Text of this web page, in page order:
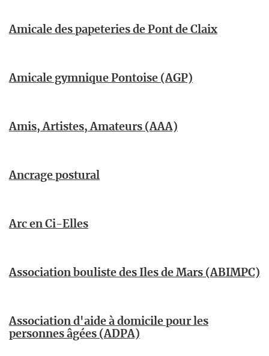
Amicale des papeteries de Pont de Claix
Amicale gymnique Pontoise (AGP)
Amis, Artistes, Amateurs (AAA)
Ancrage postural
Arc en Ci-Elles
Association bouliste des Iles de Mars (ABIMPC)
Association d'aide à domicile pour les
personnes âgées (ADPA)